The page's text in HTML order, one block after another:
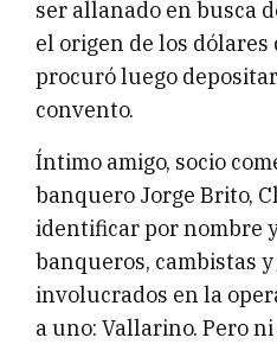
ser allanado en busca
el origen de los dólares
procuró luego
convento.
Íntimo amigo, socio
banquero Jorge Brito,
identificar por nombre
banqueros, cambistas
involucrados en la
a uno: Vallarino. Pero